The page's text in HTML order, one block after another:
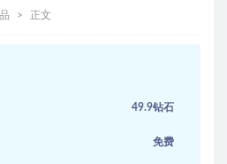
正文
49.9钻石
免费